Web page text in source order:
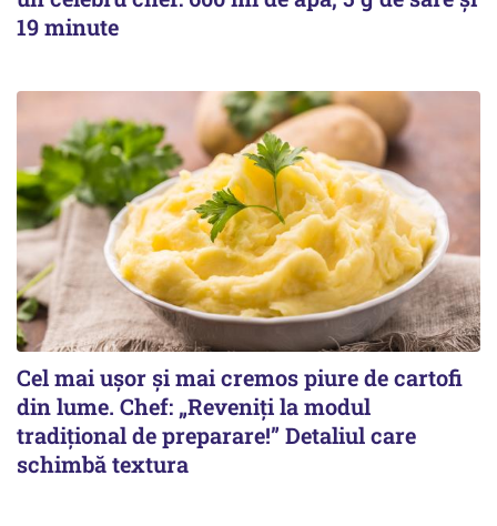
19 minute
Cel mai ușor și mai cremos piure de cartofi
din lume. Chef: „Reveniți la modul
tradițional de preparare!” Detaliul care
schimbă textura